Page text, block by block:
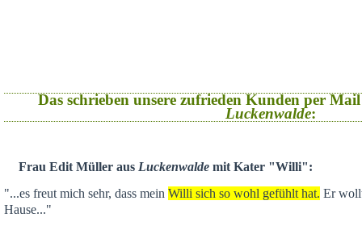
Das schrieben unsere zufrieden Kunden per
Luckenwalde:
Frau Edit Müller aus Luckenwalde mit Kater "Willi":
"...es freut mich sehr, dass mein Willi sich so wohl gefühlt hat. Er
Hause..."